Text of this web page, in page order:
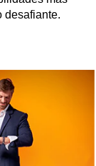
desafiante.